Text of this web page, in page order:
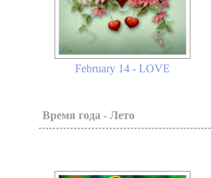
February 14 - LOVE
Время года - Лето